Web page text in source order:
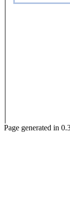
Page generated in